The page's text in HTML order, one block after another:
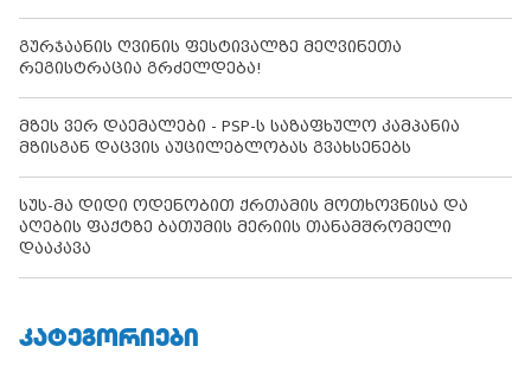
გურჯაანის ღვინის ფესტივალზე მეღვინეთა
რეგისტრაცია გრძელდება!
მზეს ვერ დაემალები - PSP-ს საზაფხულო კამპანია
მზისგან დაცვის აუცილებლობას გვახსენებს
სუს-მა დიდი ოდენობით ქრთამის მოთხოვნისა და
აღების ფაქტზე ბათუმის მერიის თანამშრომელი
დააკავა
ᲙᲐᲢᲔᲒᲝᲠᲘᲔᲑᲘ